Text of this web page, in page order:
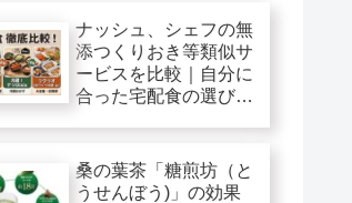
ナッシュ、シェフの無
添つくりおき等類似サ
ービスを比較｜自分に
合った宅配食の選び
桑の葉茶「糖煎坊（と
うせんぼう)」の効果